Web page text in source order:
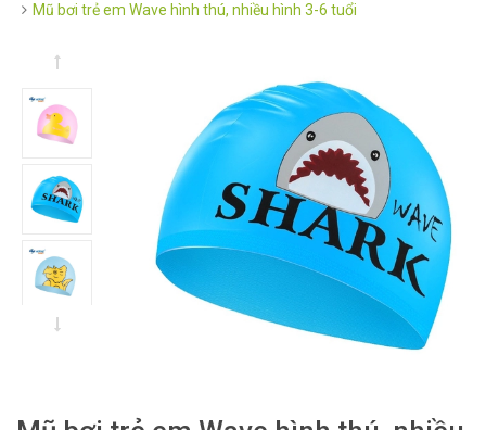
Mũ bơi trẻ em Wave hình thú, nhiều hình 3-6 tuổi